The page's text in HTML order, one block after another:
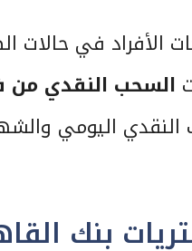
الأفراد في حالات
السحب النقدي من
النقدي اليومي
بنك